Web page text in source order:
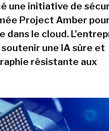
une initiative de
Project Amber pour
le cloud.
une IA sûre et
résistante aux